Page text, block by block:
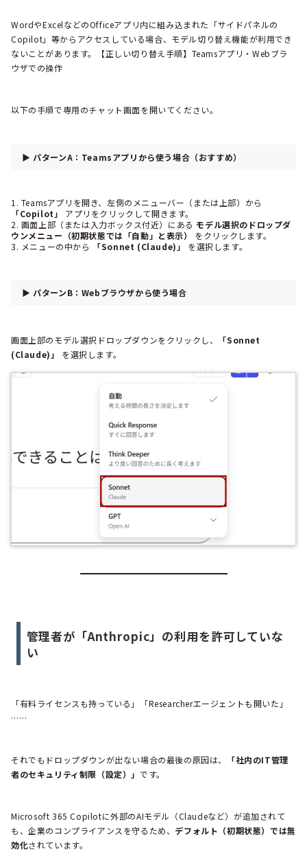
WordやExcelなどのOfficeアプリ内に組み込まれた「サイドパネルの
Copilot」等からアクセスしている場合、モデル切り替え機能が利用でき
ないことがあります。【正しい切り替え手順】Teamsアプリ・Webブラ
ウザでの操作
以下の手順で専用のチャット画面を開いてください。
▶ パターンA：Teamsアプリから使う場合（おすすめ）
Teamsアプリを開き、左側のメニューバー（または上部）から
「Copilot」
アプリをクリックして開きます。
画面上部（または入力ボックス付近）にあるモデル選択のドロップダ
ウンメニュー（初期状態では「自動」と表示）
をクリックします。
メニューの中から
「Sonnet (Claude)」 を選択します。
▶ パターンB：Webブラウザから使う場合
画面上部のモデル選択ドロップダウンをクリックし、
「Sonnet
(Claude)」
を選択します。
管理者が「Anthropic」の利用を許可していな
い
「有料ライセンスも持っている」「Researcherエージェントも開いた」
……
それでもドロップダウンが出ない場合の最後の原因は、
「社内のIT管理
者のセキュリティ制限（設定）」 です。
Microsoft 365 Copilotに外部のAIモデル（Claudeなど）が追加されて
も、企業のコンプライアンスを守るため、 デフォルト（初期状態）では無
効化されています。